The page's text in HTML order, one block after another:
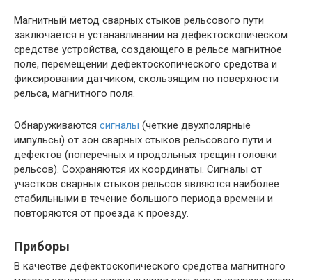
Магнитный метод сварных стыков рельсового пути
заключается в устанавливании на дефектоскопическом
средстве устройства, создающего в рельсе магнитное
поле, перемещении дефектоскопического средства и
фиксировании датчиком, скользящим по поверхности
рельса, магнитного поля.
Обнаруживаются сигналы (четкие двухполярные
импульсы) от зон сварных стыков рельсового пути и
дефектов (поперечных и продольных трещин головки
рельсов). Сохраняются их координаты. Сигналы от
участков сварных стыков рельсов являются наиболее
стабильными в течение большого периода времени и
повторяются от проезда к проезду.
Приборы
В качестве дефектоскопического средства магнитного